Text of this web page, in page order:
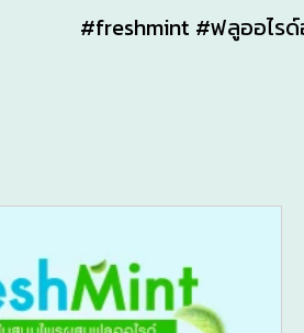
#freshmint #ฟลูออไรด์